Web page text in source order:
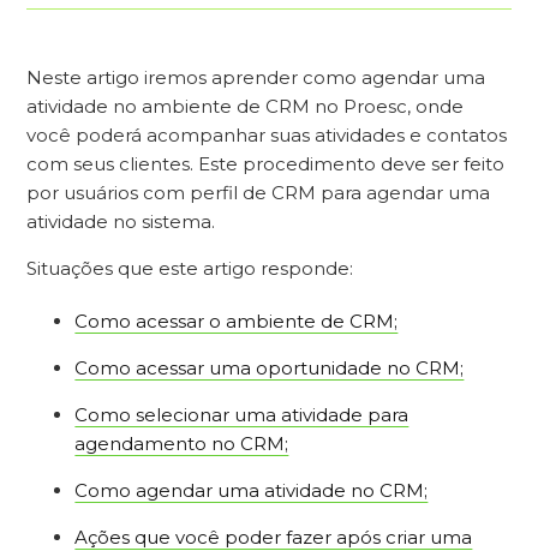
Neste artigo iremos aprender como agendar uma
atividade no ambiente de CRM no Proesc, onde
você poderá acompanhar suas atividades e contatos
com seus clientes. Este procedimento deve ser feito
por usuários com perfil de CRM para agendar uma
atividade no sistema.
Situações que este artigo responde:
Como acessar o ambiente de CRM;
Como acessar uma oportunidade no CRM;
Como selecionar uma atividade para
agendamento no CRM;
Como agendar uma atividade no CRM;
Ações que você poder fazer após criar uma